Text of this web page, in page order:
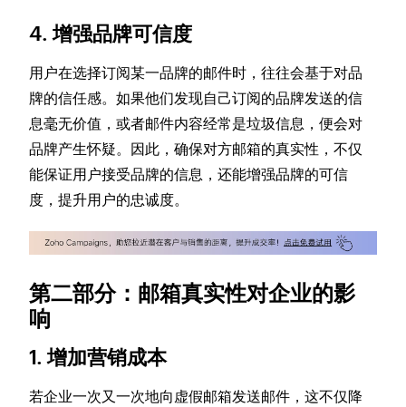
4. 增强品牌可信度
用户在选择订阅某一品牌的邮件时，往往会基于对品
牌的信任感。如果他们发现自己订阅的品牌发送的信
息毫无价值，或者邮件内容经常是垃圾信息，便会对
品牌产生怀疑。因此，确保对方邮箱的真实性，不仅
能保证用户接受品牌的信息，还能增强品牌的可信
度，提升用户的忠诚度。
第二部分：邮箱真实性对企业的影
响
1. 增加营销成本
若企业一次又一次地向虚假邮箱发送邮件，这不仅降